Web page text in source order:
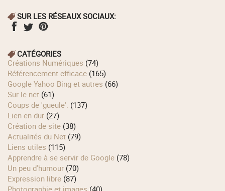
SUR LES RÉSEAUX SOCIAUX:
CATÉGORIES
Créations Numériques (74)
Référencement efficace (165)
Google Yahoo Bing et autres (66)
Sur le net (61)
Coups de 'gueule'. (137)
Lien en dur (27)
Création de site (38)
Actualités du Net (79)
Liens utiles (115)
Apprendre à se servir de Google (78)
Un peu d'humour (70)
Expression libre (87)